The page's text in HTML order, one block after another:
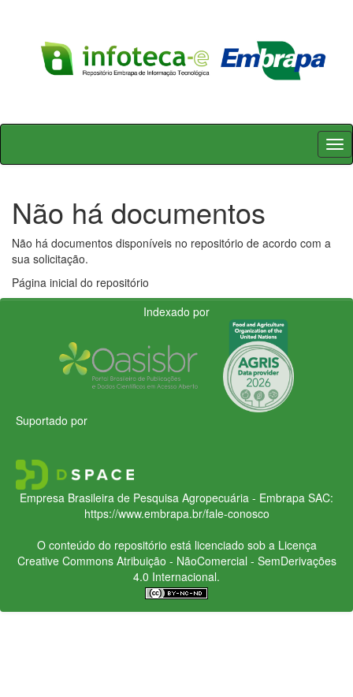
Skip
Não há documentos
Não há documentos disponíveis no repositório de acordo com a
sua solicitação.
Página inicial do repositório
Indexado por
Suportado por
Empresa Brasileira de Pesquisa Agropecuária - Embrapa SAC:
https://www.embrapa.br/fale-conosco
O conteúdo do repositório está licenciado sob a Licença
Creative CommonsAtribuição - NãoComercial - SemDerivações
4.0 Internacional.